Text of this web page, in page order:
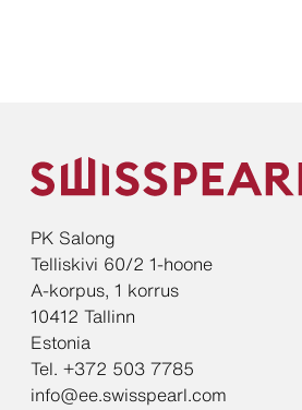
PK Salong
Telliskivi 60/2 1-hoone
A-korpus, 1 korrus
10412 Tallinn
Estonia
Tel. +372 503 7785
info@ee.swisspearl.com